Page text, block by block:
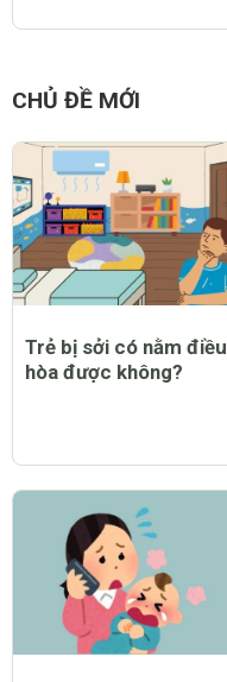
CHỦ ĐỀ MỚI
Trẻ bị sởi có nằm điều
hòa được không?